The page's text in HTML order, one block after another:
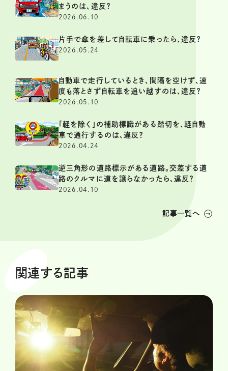
まうのは、違反？
2026.06.10
片手で傘を差して自転車に乗ったら、違反？
2026.05.24
自動車で走行しているとき、間隔を空けず、速
度も落とさず自転車を追い越すのは、違反？
2026.05.10
「軽を除く」の補助標識がある踏切を、軽自動
車で通行するのは、違反？
2026.04.24
逆三角形の道路標示がある道路。交差する道
路のクルマに道を譲らなかったら、違反？
2026.04.10
記事一覧へ
関連する記事